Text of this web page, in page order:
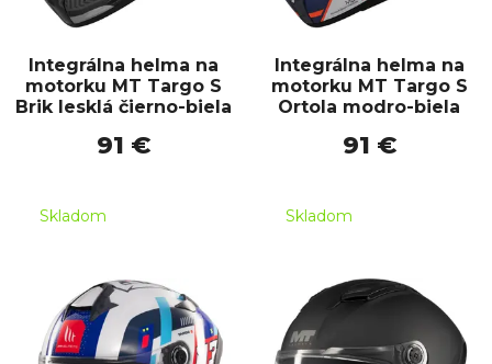
Integrálna helma na
motorku MT Targo S
Brik lesklá čierno-biela
91 €
Skladom
Integrálna helma na
motorku MT Targo S
Ortola modro-biela
91 €
Skladom